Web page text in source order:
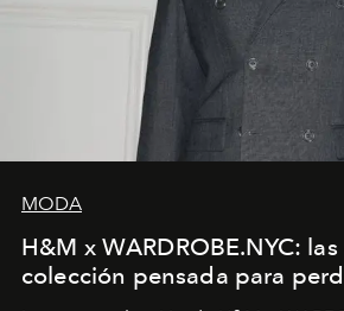
MODA
H&M x WARDROBE.NYC:
colección pensada para